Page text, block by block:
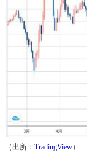
（出所： TradingView）